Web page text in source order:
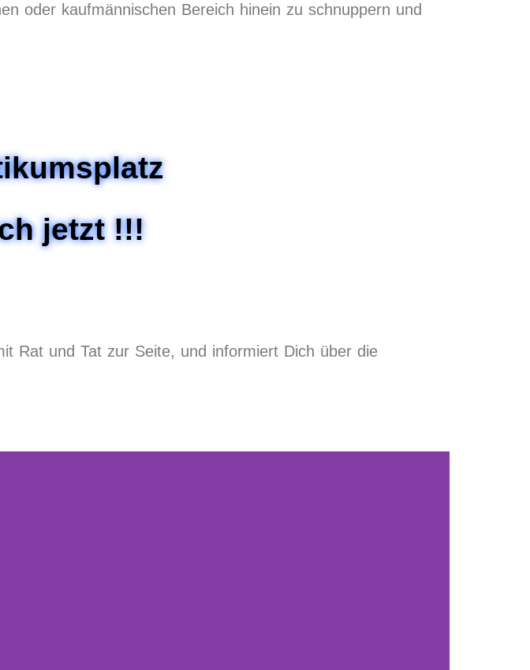
oder kaufmännischen Bereich hinein zu schnuppern und
jetzt !!!
Rat und Tat zur Seite, und informiert Dich über die